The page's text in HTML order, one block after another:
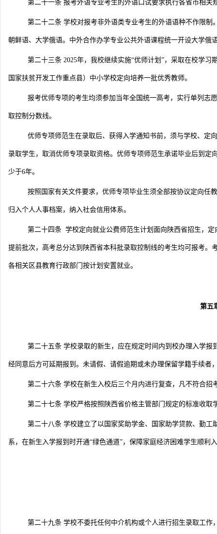
第二十一条 报考外语专业考生的外语口试要求执行各省市相关
第二十二条 学校对报考非外语类专业考生的外语语种不作限
朝鲜语、大学俄语。中外合作办学专业公共外语课程统一开设大学俄
第二十三条 2025年，我校继续实施“优师计划”，采取在校学
国家扶贫开发工作重点县）中小学校定向培养一批优秀教师。
报考优师专项的考生均须参加当年全国统一高考，实行单列志
取控制分数线。
优师专项师范生在录取后、获得入学通知书前，须与学校、定
录取学生，取消优师专项录取资格。优师专项师范生承诺毕业后到
少于6年。
按照国家有关文件要求，优师专项毕业生须全部按协议定向任
归入个人人事档案，纳入社会信用体系。
第二十四条 学校定向就业公费师范生计划面向陕西省招生，
提前批次，高考总分达到陕西省本科批录取控制线的考生均可报考。
各相关区县教育行政部门按计划安置就业。
第五
第二十五条 学校录取的新生，应在规定时间内到校办理入学
经同意后方可延期报到。未请假、请假逾期或未办理保留学籍手续者
第二十六条 学校在新生入校后三个月内进行复查，凡不符合
第二十七条 学校严格按照陕西省价格主管部门规定的标准收取
第二十八条 学校建立了以国家奖助学金、国家助学贷款、勤
系，在新生入学报到时开通“绿色通道”，保障家庭经济困难学生顺利
第二十九条 学校不委托任何中介机构或个人进行招生录取工